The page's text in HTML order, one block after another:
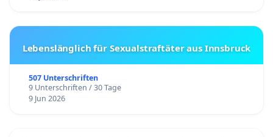
Lebenslänglich für Sexualstraftäter aus Innsbruck
507 Unterschriften
9 Unterschriften / 30 Tage
9 Jun 2026